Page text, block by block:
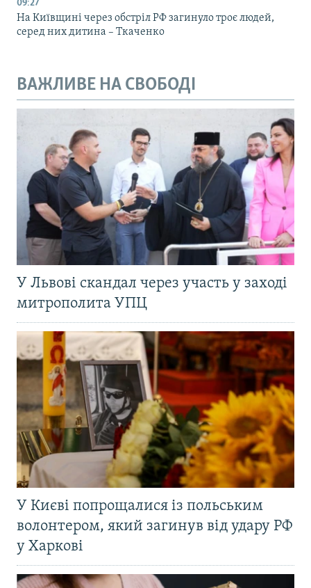
09:27
На Київщині через обстріл РФ загинуло троє людей,
серед них дитина – Ткаченко
ВАЖЛИВЕ НА СВОБОДІ
У Львові скандал через участь у заході
митрополита УПЦ
У Києві попрощалися із польським
волонтером, який загинув від удару РФ
у Харкові